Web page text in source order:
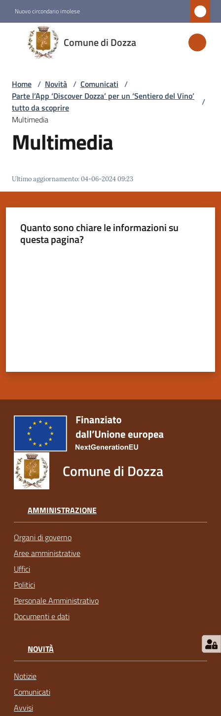
Nuovo circondario imolese
Comune di Dozza
Comune
di
Dozza
Amministrazione
Novità
Menu selezionato
Dozza
su
Home / Novità / Comunicati /
Parte l’App ‘Discover Dozza’ per un ‘Sentiero del Vino’
tutto da scoprire
/
Multimedia
Multimedia
Ultimo aggiornamento:04-06-2024 09:23
Quanto sono chiare le informazioni su
questa pagina?
Comune di Dozza
AMMINISTRAZIONE
Organi di governo
Aree amministrative
Uffici
Politici
Personale Amministrativo
Documenti e dati
NOVITÀ
Notizie
Comunicati
Avvisi